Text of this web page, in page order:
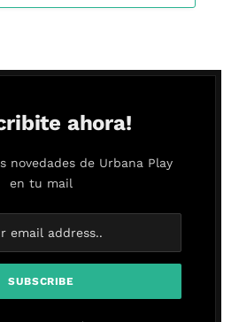
ahora!
novedades de Urbana Play
en tu mail